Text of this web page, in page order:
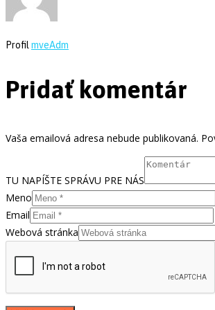
Profil mveAdm
Pridať komentár
Vaša emailová adresa nebude publikovaná.
TU NAPÍŠTE SPRÁVU PRE NÁS
Meno
Email
Webová stránka